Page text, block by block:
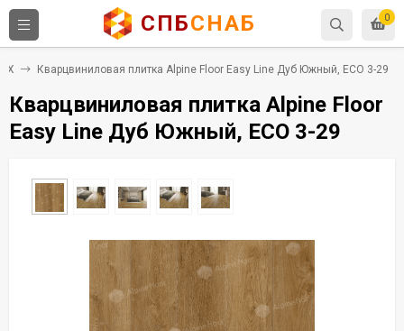
0
СПБСНАБ
Кварцвиниловая плитка Alpine Floor Easy Line Дуб Южный, ЕСО 3-29
Кварцвиниловая плитка Alpine Floor
Easy Line Дуб Южный, ЕСО 3-29